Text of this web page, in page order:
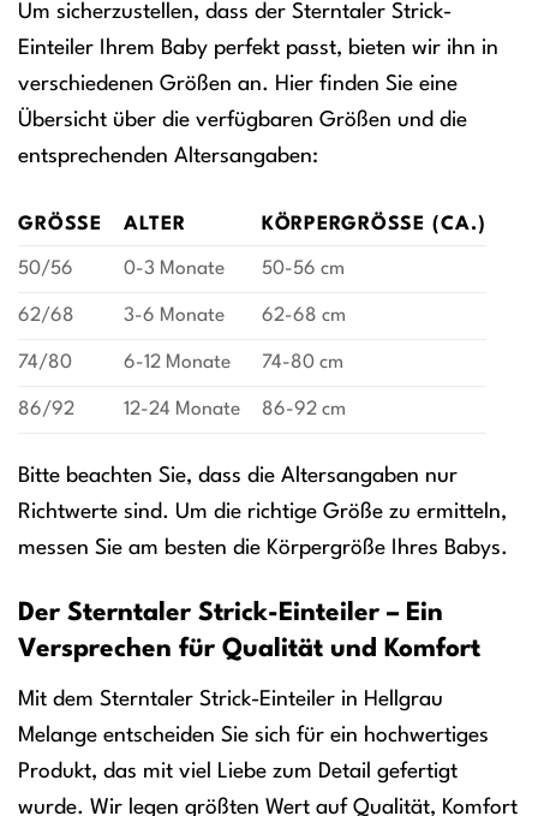
Um sicherzustellen, dass der Sterntaler Strick-
Einteiler Ihrem Baby perfekt passt, bieten wir ihn in
verschiedenen Größen an. Hier finden Sie eine
Übersicht über die verfügbaren Größen und die
entsprechenden Altersangaben:
GRÖSSE ALTER KÖRPERGRÖSSE (CA.)
50/56 0-3 Monate 50-56 cm
62/68 3-6 Monate 62-68 cm
74/80 6-12 Monate 74-80 cm
86/92 12-24 Monate 86-92 cm
Bitte beachten Sie, dass die Altersangaben nur
Richtwerte sind. Um die richtige Größe zu ermitteln,
messen Sie am besten die Körpergröße Ihres Babys.
Der Sterntaler Strick-Einteiler – Ein
Versprechen für Qualität und Komfort
Mit dem Sterntaler Strick-Einteiler in Hellgrau
Melange entscheiden Sie sich für ein hochwertiges
Produkt, das mit viel Liebe zum Detail gefertigt
wurde. Wir legen größten Wert auf Qualität, Komfort